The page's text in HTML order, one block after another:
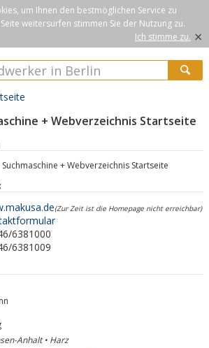
um Ihnen den bestmöglichen Service zu
weitersurfen stimmen Sie der Nutzung zu.
Ich stimme zu. ×
+ Webverzeichnis Startseite
+ Webverzeichnis Startseite
(Zur Zeit ist die Homepage nicht erreichbar)
6381000
6381009
Anhalt • Harz